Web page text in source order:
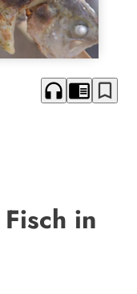
headphones chrome_reader_mode bookmark_border
in